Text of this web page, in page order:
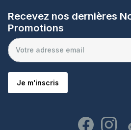
Recevez nos dernières
Promotions
Je m'inscris